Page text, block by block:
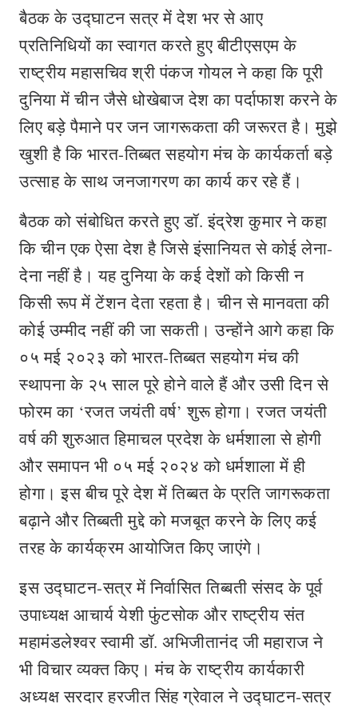
बैठक के उद्घाटन सत्र में देश भर से आए
प्रतिनिधियों का स्वागत करते हुए बीटीएसएम के
राष्ट्रीय महासचिव श्री पंकज गोयल ने कहा कि पूरी
दुनिया में चीन जैसे धोखेबाज देश का पर्दाफाश करने के
लिए बड़े पैमाने पर जन जागरूकता की जरूरत है। मुझे
खुशी है कि भारत-तिब्बत सहयोग मंच के कार्यकर्ता बड़े
उत्साह के साथ जनजागरण का कार्य कर रहे हैं।
बैठक को संबोधित करते हुए डॉ. इंद्रेश कुमार ने कहा
कि चीन एक ऐसा देश है जिसे इंसानियत से कोई लेना-
देना नहीं है। यह दुनिया के कई देशों को किसी न
किसी रूप में टेंशन देता रहता है। चीन से मानवता की
कोई उम्मीद नहीं की जा सकती। उन्होंने आगे कहा कि
०५ मई २०२३ को भारत-तिब्बत सहयोग मंच की
स्थापना के २५ साल पूरे होने वाले हैं और उसी दिन से
फोरम का ‘रजत जयंती वर्ष’ शुरू होगा। रजत जयंती
वर्ष की शुरुआत हिमाचल प्रदेश के धर्मशाला से होगी
और समापन भी ०५ मई २०२४ को धर्मशाला में ही
होगा। इस बीच पूरे देश में तिब्बत के प्रति जागरूकता
बढ़ाने और तिब्बती मुद्दे को मजबूत करने के लिए कई
तरह के कार्यक्रम आयोजित किए जाएंगे।
इस उद्घाटन-सत्र में निर्वासित तिब्बती संसद के पूर्व
उपाध्यक्ष आचार्य येशी फुंटसोक और राष्ट्रीय संत
महामंडलेश्वर स्वामी डॉ. अभिजीतानंद जी महाराज ने
भी विचार व्यक्त किए। मंच के राष्ट्रीय कार्यकारी
अध्यक्ष सरदार हरजीत सिंह ग्रेवाल ने उद्घाटन-सत्र